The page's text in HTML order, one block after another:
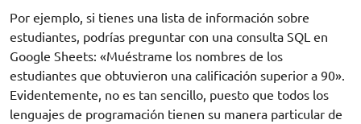
Por ejemplo, si tienes una lista de información sobre
estudiantes, podrías preguntar con una consulta SQL en
Google Sheets: «Muéstrame los nombres de los
estudiantes que obtuvieron una calificación superior a 90».
Evidentemente, no es tan sencillo, puesto que todos los
lenguajes de programación tienen su manera particular de